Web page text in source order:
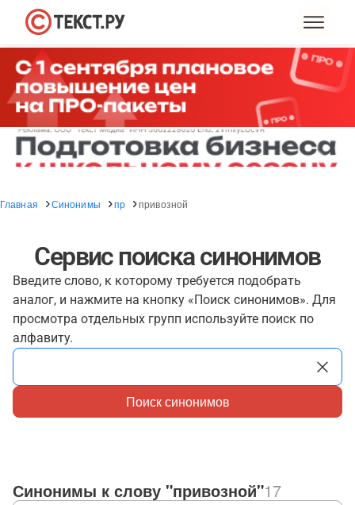
Главная Синонимы пр привозной
Сервис поиска синонимов
Введите слово, к которому требуется подобрать
аналог, и нажмите на кнопку «Поиск синонимов». Для
просмотра отдельных групп используйте поиск по
алфавиту.
Поиск синонимов
Синонимы к слову "привозной"17